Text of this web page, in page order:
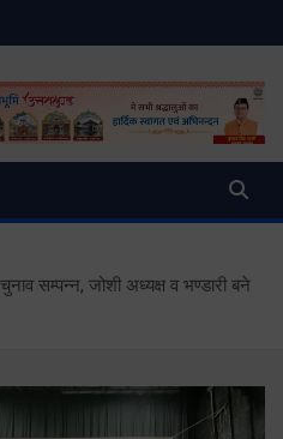
News
सम्पन्न, जोशी अध्यक्ष व भण्डारी बने